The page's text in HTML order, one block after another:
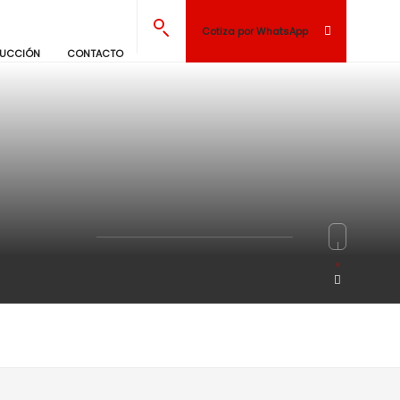
Cotiza por WhatsApp
CONTACTO